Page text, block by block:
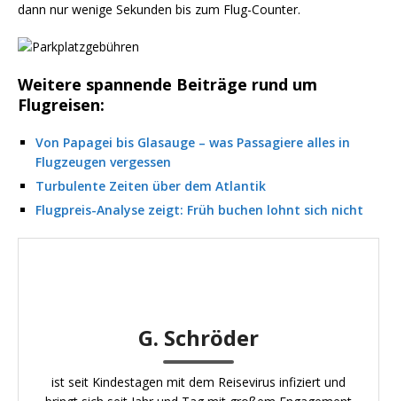
dann nur wenige Sekunden bis zum Flug-Counter.
Weitere spannende Beiträge rund um
Flugreisen:
Von Papagei bis Glasauge – was Passagiere alles in
Flugzeugen vergessen
Turbulente Zeiten über dem Atlantik
Flugpreis-Analyse zeigt: Früh buchen lohnt sich nicht
G. Schröder
ist seit Kindestagen mit dem Reisevirus infiziert und